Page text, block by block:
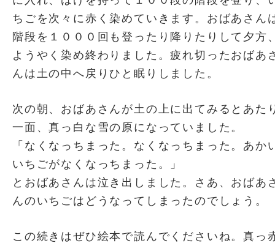
ちごを次々に赤く染めていきます。おばあさん
階段を１０００回も登ったり降りたりして夕方
ようやく染め終わりました。疲れ切ったおばあ
んは土の中へ戻りひと眠りしました。
次の朝、おばあさんが土の上に出てみるとあた
一面、真っ白な雪の原になっていました。
「なくなっちまった。なくなっちまった。あか
いちごがなくなっちまった。」
とおばあさんは泣き出しました。さあ、おばあ
んのいちごはどうなってしまったのでしょう。
この続きはぜひ絵本で読んでくださいね。真っ